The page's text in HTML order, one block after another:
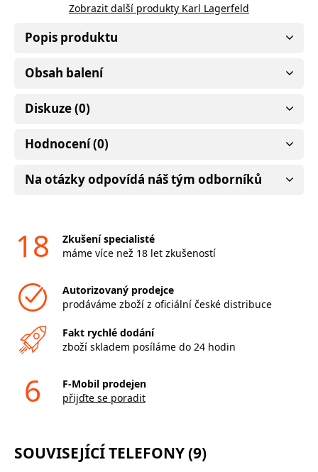
Zobrazit další produkty Karl Lagerfeld
Popis produktu
Obsah balení
Diskuze (0)
Hodnocení (0)
Na otázky odpovídá náš tým odborníků
18
Zkušení specialisté
máme více než 18 let zkušeností
Autorizovaný prodejce
prodáváme zboží z oficiální české distribuce
Fakt rychlé dodání
zboží skladem posíláme do 24 hodin
6
F-Mobil prodejen
přijďte se poradit
SOUVISEJÍCÍ TELEFONY (9)